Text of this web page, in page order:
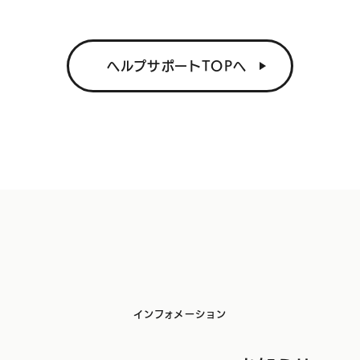
ホームページ制作
ヘルプサポートTOPへ
インフォメーション